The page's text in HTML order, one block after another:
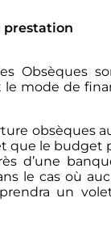
prestation
Obsèques
mode de
obsèques
que le budget
d’une
le cas où
un